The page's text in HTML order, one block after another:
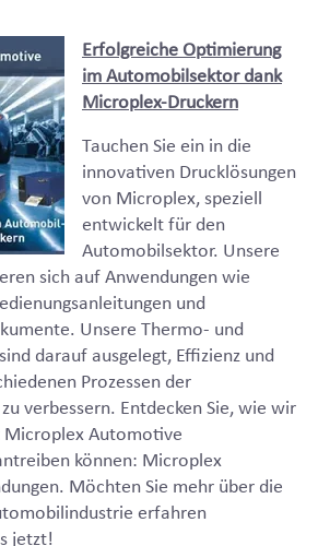
Erfolgreiche Optimierung
im Automobilsektor dank
Microplex-Druckern
Tauchen Sie ein in die
innovativen Drucklösungen
von Microplex, speziell
entwickelt für den
Automobilsektor. Unsere
sich auf Anwendungen wie
und
Unsere Thermo- und
darauf ausgelegt, Effizienz und
Prozessen der
verbessern. Entdecken Sie, wie wir
Automotive
können: Microplex
Möchten Sie mehr über die
erfahren
jetzt!